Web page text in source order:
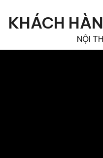
Chiếc ghế ăn Leo là lựa chọn
KHÁCH
NỘI